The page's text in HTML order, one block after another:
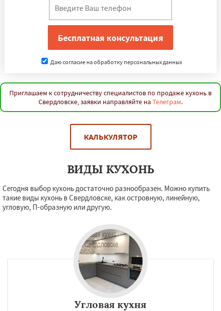
Даю согласие на обработку персональных данных
Приглашаем к сотрудничеству специалистов по продаже кухонь в
Свердловске, заявки направляйте на Телеграм.
КАЛЬКУЛЯТОР
ВИДЫ КУХОНЬ
Сегодня выбор кухонь достаточно разнообразен. Можно купить
такие виды кухонь в Свердловске, как островную, линейную,
угловую, П-образную или другую.
Угловая кухня